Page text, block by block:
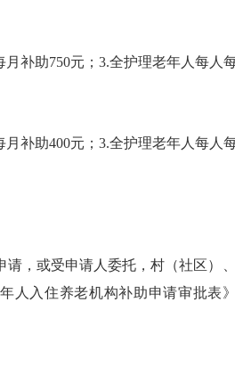
月补助750元； 3.全护理老年人每人
月补助400元； 3.全护理老年人每人
，或受申请人委托，村（社区）
人入住养老机构补助申请审批表